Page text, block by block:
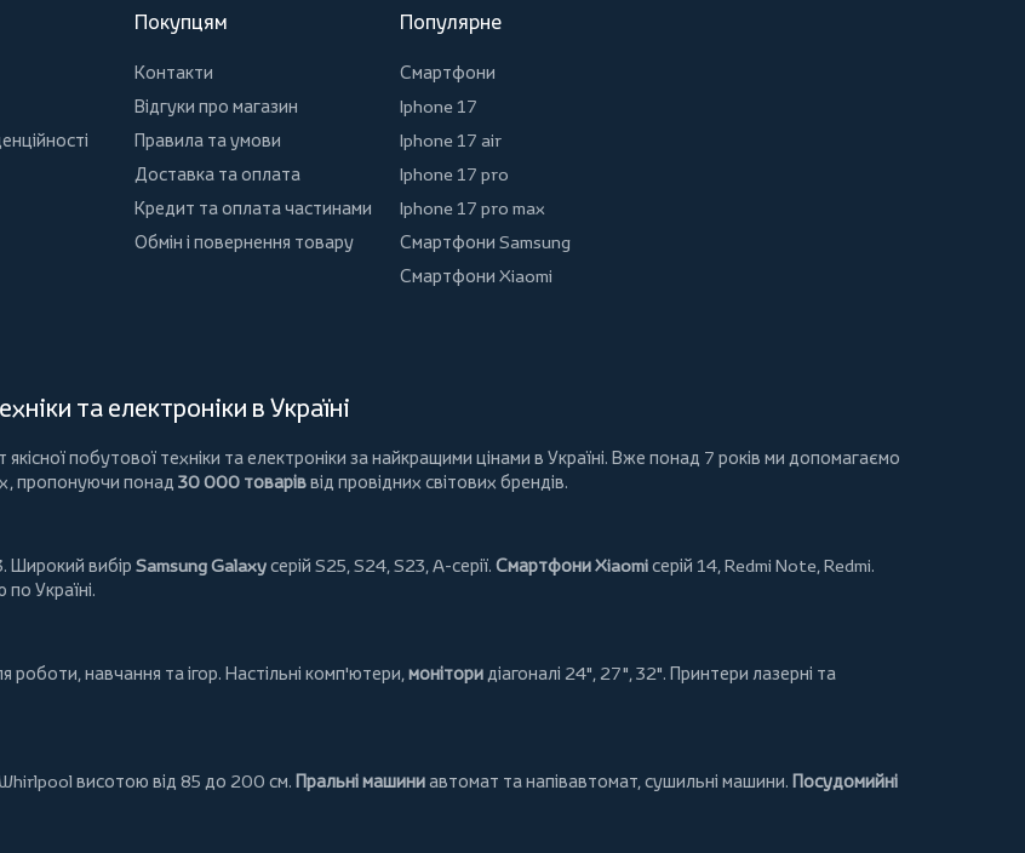
Покупцям
Контакти
Відгуки про магазин
Правила та умови
Доставка та оплата
Кредит та оплата частинами
Обмін і повернення товару
Популярне
Смартфони
Iphone 17
Iphone 17 air
Iphone 17 pro
Iphone 17 pro max
Смартфони Samsung
Смартфони Xiaomi
та електроніки в Україні
побутової техніки та електроніки за найкращими цінами в Україні. Вже понад 7 років ми допомагаємо
пропонуючи понад 30 000 товаріввід провідних світових брендів.
Широкий вибір Samsung Galaxyсерій S25, S24, S23, A-серії. Смартфони Xiaomiсерій 14, Redmi Note, Redmi.
Україні.
роботи, навчання та ігор. Настільні комп'ютери,моніторидіагоналі 24", 27", 32". Принтери лазерні та
висотою від 85 до 200 см. Пральні машиниавтомат та напівавтомат,сушильні машини. Посудомийні